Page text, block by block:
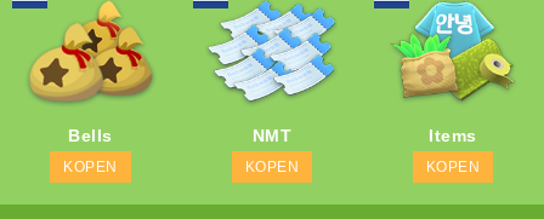
Bells
KOPEN
NMT
KOPEN
Items
KOPEN